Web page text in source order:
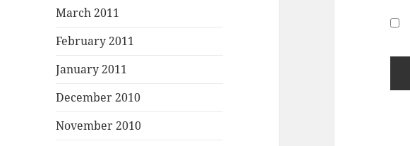
March 2011
February 2011
January 2011
December 2010
November 2010